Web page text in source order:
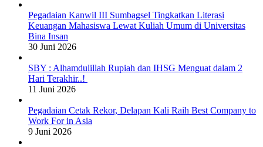
Pegadaian Kanwil III Sumbagsel Tingkatkan Literasi
Keuangan Mahasiswa Lewat Kuliah Umum di Universitas
Bina Insan
30 Juni 2026
SBY : Alhamdulillah Rupiah dan IHSG Menguat dalam 2
Hari Terakhir..!
11 Juni 2026
Pegadaian Cetak Rekor, Delapan Kali Raih Best Company to
Work For in Asia
9 Juni 2026